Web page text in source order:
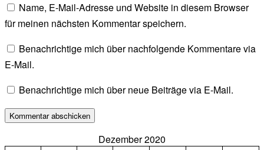
Name, E-Mail-Adresse und Website in diesem Browser
für meinen nächsten Kommentar speichern.
Benachrichtige mich über nachfolgende Kommentare via
E-Mail.
Benachrichtige mich über neue Beiträge via E-Mail.
Dezember 2020